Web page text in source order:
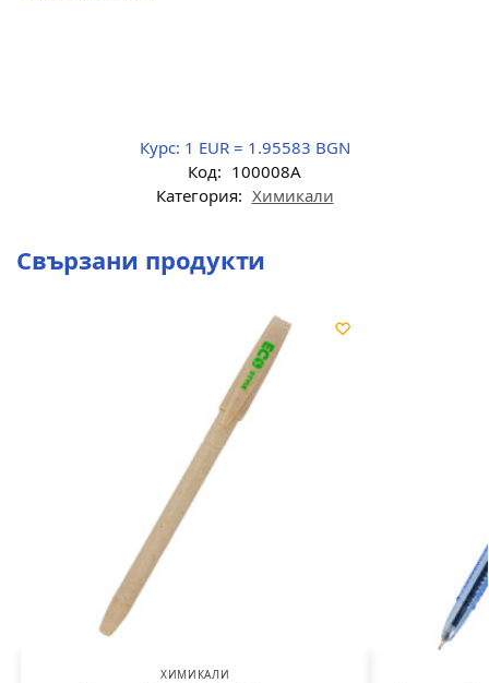
Курс: 1 EUR = 1.95583 BGN
Код: 100008A
Категория: Химикали
Свързани продукти
ХИМИКАЛИ